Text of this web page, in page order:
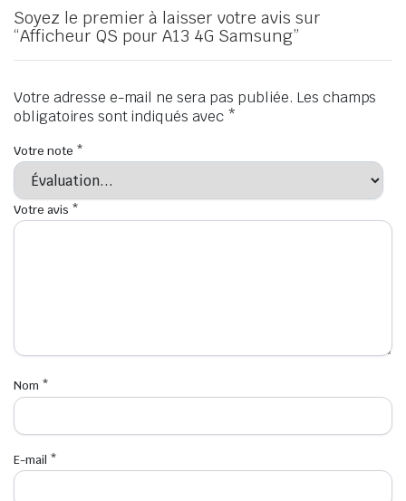
Soyez le premier à laisser votre avis sur
“Afficheur QS pour A13 4G Samsung”
Votre adresse e-mail ne sera pas publiée. Les champs
obligatoires sont indiqués avec *
Votre note *
Votre avis *
Nom *
E-mail *